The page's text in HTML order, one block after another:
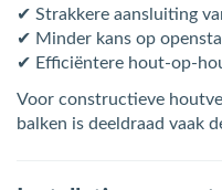
✔ Strakkere aansluiting
✔ Minder kans op
✔ Efficiëntere hout-op-
Voor constructieve
balken is deeldraad vaak